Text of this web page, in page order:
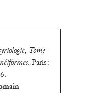
Tome
. Paris:
.